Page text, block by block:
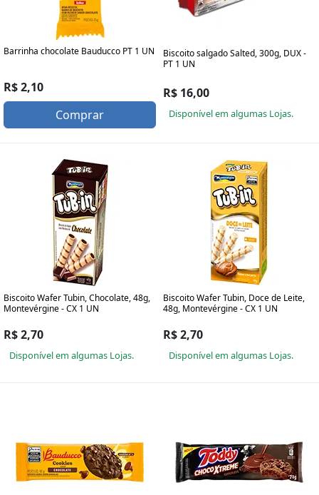
Barrinha chocolate Bauducco PT 1 UN
R$ 2,10
Comprar
Biscoito salgado Salted, 300g, DUX -
PT 1 UN
R$ 16,00
Disponível em algumas Lojas.
Biscoito Wafer Tubin, Chocolate, 48g,
Montevérgine - CX 1 UN
R$ 2,70
Disponível em algumas Lojas.
Biscoito Wafer Tubin, Doce de Leite,
48g, Montevérgine - CX 1 UN
R$ 2,70
Disponível em algumas Lojas.